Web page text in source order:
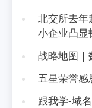
北交所去年
小企业凸显
战略地图｜
五星荣誉感
跟我学-域